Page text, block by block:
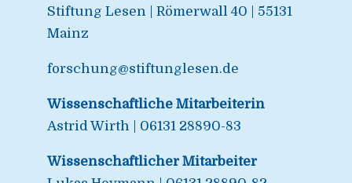
Stiftung Lesen | Römerwall 40 | 55131
Mainz
forschung@stiftunglesen.de
Wissenschaftliche Mitarbeiterin
Astrid Wirth | 06131 28890-83
Wissenschaftlicher Mitarbeiter